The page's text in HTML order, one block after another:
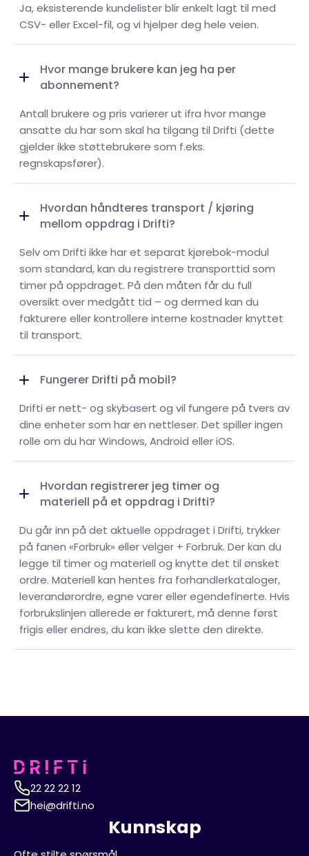
Ja, eksisterende kundelister blir enkelt lagt til med
CSV- eller Excel-fil, og vi hjelper deg hele veien.
Hvor mange brukere kan jeg ha per
abonnement?
Antall brukere og pris varierer ut ifra hvor mange
ansatte du har som skal ha tilgang til Drifti (dette
gjelder ikke støttebrukere som f.eks.
regnskapsfører).
Hvordan håndteres transport / kjøring
mellom oppdrag i Drifti?
Selv om Drifti ikke har et separat kjørebok-modul
som standard, kan du registrere transporttid som
timer på oppdraget. På den måten får du full
oversikt over medgått tid – og dermed kan du
fakturere eller kontrollere interne kostnader knyttet
til transport.
Fungerer Drifti på mobil?
Drifti er nett- og skybasert og vil fungere på tvers av
dine enheter som har en nettleser. Det spiller ingen
rolle om du har Windows, Android eller iOS.
Hvordan registrerer jeg timer og
materiell på et oppdrag i Drifti?
Du går inn på det aktuelle oppdraget i Drifti, trykker
på fanen «Forbruk» eller velger + Forbruk. Der kan du
legge til timer og materiell og knytte det til ønsket
ordre. Materiell kan hentes fra forhandlerkataloger,
leverandørordre, egne varer eller egendefinerte. Hvis
forbrukslinjen allerede er fakturert, må denne først
frigis eller endres, du kan ikke slette den direkte.
22 22 22 12
hei@drifti.no
Kunnskap